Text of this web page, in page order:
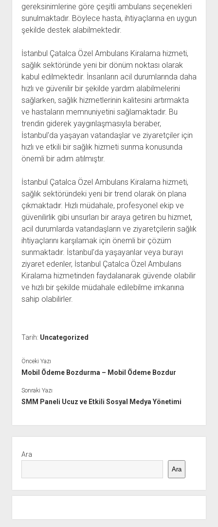
gereksinimlerine göre çeşitli ambulans seçenekleri
sunulmaktadır. Böylece hasta, ihtiyaçlarına en uygun
şekilde destek alabilmektedir.
İstanbul Çatalca Özel Ambulans Kiralama hizmeti,
sağlık sektöründe yeni bir dönüm noktası olarak
kabul edilmektedir. İnsanların acil durumlarında daha
hızlı ve güvenilir bir şekilde yardım alabilmelerini
sağlarken, sağlık hizmetlerinin kalitesini artırmakta
ve hastaların memnuniyetini sağlamaktadır. Bu
trendin giderek yaygınlaşmasıyla beraber,
İstanbul'da yaşayan vatandaşlar ve ziyaretçiler için
hızlı ve etkili bir sağlık hizmeti sunma konusunda
önemli bir adım atılmıştır.
İstanbul Çatalca Özel Ambulans Kiralama hizmeti,
sağlık sektöründeki yeni bir trend olarak ön plana
çıkmaktadır. Hızlı müdahale, profesyonel ekip ve
güvenilirlik gibi unsurları bir araya getiren bu hizmet,
acil durumlarda vatandaşların ve ziyaretçilerin sağlık
ihtiyaçlarını karşılamak için önemli bir çözüm
sunmaktadır. İstanbul'da yaşayanlar veya burayı
ziyaret edenler, İstanbul Çatalca Özel Ambulans
Kiralama hizmetinden faydalanarak güvende olabilir
ve hızlı bir şekilde müdahale edilebilme imkanına
sahip olabilirler.
Tarih: Uncategorized
Önceki Yazı
Mobil Ödeme Bozdurma – Mobil Ödeme Bozdur
Sonraki Yazı
SMM Paneli Ucuz ve Etkili Sosyal Medya Yönetimi
Menü
Ara
Ara